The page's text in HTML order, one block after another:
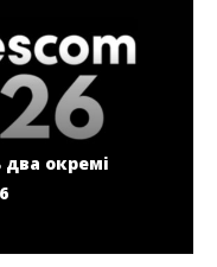
окремі